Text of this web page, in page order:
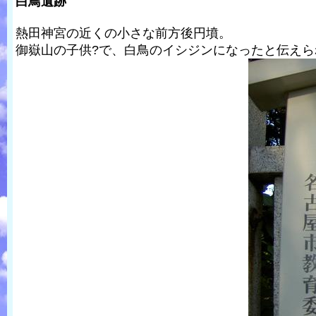
熱田神宮の近くの小さな前方後円墳。
御嶽山の子供?で、白鳥のイシジンになったと伝え